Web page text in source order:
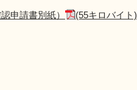
申請書別紙） (55キロバイト)